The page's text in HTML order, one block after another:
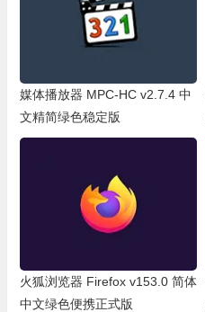
媒体播放器 MPC-HC v2.7.4 中
文精简绿色稳定版
火狐浏览器 Firefox v153.0 简体
中文绿色便携正式版